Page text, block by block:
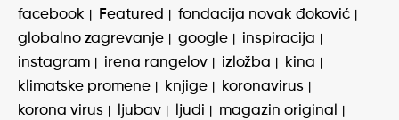
facebook
Featured
fondacija novak đoković
globalno zagrevanje
google
inspiracija
instagram
irena rangelov izložba
kina
klimatske promene
knjige
koronavirus
korona virus
ljubav ljudi
magazin original